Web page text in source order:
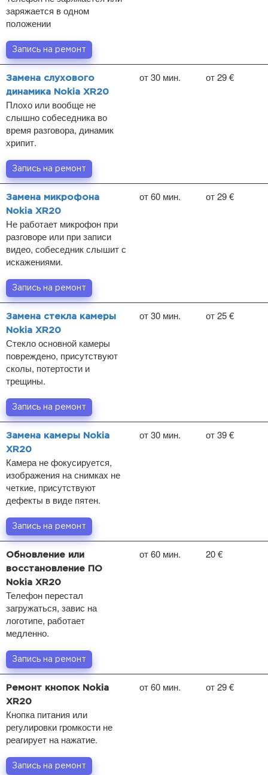
заряжается в одном
положении
Запись на ремонт
Замена слухового
динамика Nokia XR20
Плохо или вообще не
слышно собеседника во
время разговора, динамик
хрипит.
от 30 мин. от 29 €
Запись на ремонт
Замена микрофона
Nokia XR20
Не работает микрофон при
разговоре или при записи
видео, собеседник слышит с
искажениями.
от 60 мин. от 29 €
Запись на ремонт
Замена стекла камеры
Nokia XR20
Стекло основной камеры
повреждено, присутствуют
сколы, потертости и
трещины.
от 30 мин. от 25 €
Запись на ремонт
Замена камеры Nokia
XR20
Камера не фокусируется,
изображения на снимках не
четкие, присутствуют
дефекты в виде пятен.
от 30 мин. от 39 €
Запись на ремонт
Обновление или
восстановление ПО
Nokia XR20
Телефон перестал
загружаться, завис на
логотипе, работает
медленно.
от 60 мин. 20 €
Запись на ремонт
Ремонт кнопок Nokia
XR20
Кнопка питания или
регулировки громкости не
реагирует на нажатие.
от 60 мин. от 29 €
Запись на ремонт